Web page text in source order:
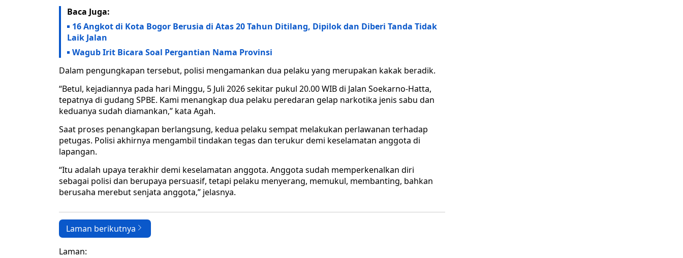
Baca Juga:
16 Angkot di Kota Bogor Berusia di Atas 20 Tahun Ditilang, Dipilok dan Diberi Tanda Tidak
Laik Jalan
Wagub Irit Bicara Soal Pergantian Nama Provinsi
Dalam pengungkapan tersebut, polisi mengamankan dua pelaku yang merupakan kakak beradik.
“Betul, kejadiannya pada hari Minggu, 5 Juli 2026 sekitar pukul 20.00 WIB di Jalan Soekarno-Hatta,
tepatnya di gudang SPBE. Kami menangkap dua pelaku peredaran gelap narkotika jenis sabu dan
keduanya sudah diamankan,” kata Agah.
Saat proses penangkapan berlangsung, kedua pelaku sempat melakukan perlawanan terhadap
petugas. Polisi akhirnya mengambil tindakan tegas dan terukur demi keselamatan anggota di
lapangan.
“Itu adalah upaya terakhir demi keselamatan anggota. Anggota sudah memperkenalkan diri
sebagai polisi dan berupaya persuasif, tetapi pelaku menyerang, memukul, membanting, bahkan
berusaha merebut senjata anggota,” jelasnya.
Laman berikutnya
Laman: